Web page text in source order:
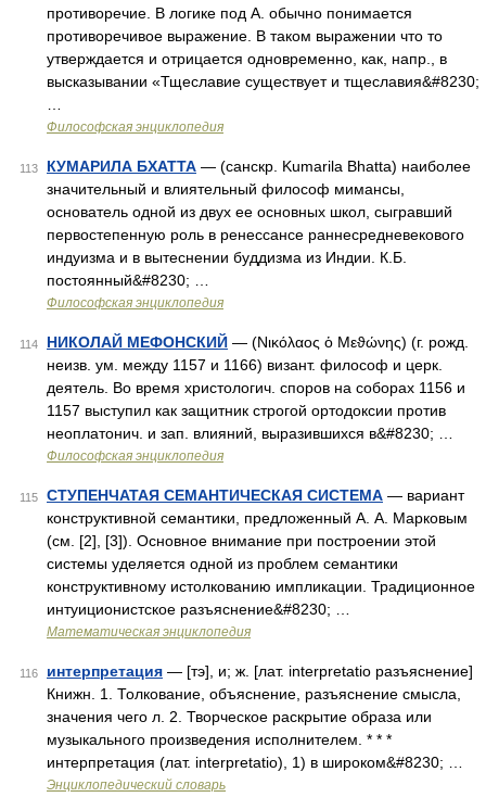
противоречие. В логике под А. обычно понимается
противоречивое выражение. В таком выражении что то
утверждается и отрицается одновременно, как, напр., в
высказывании «Тщеславие существует и тщеславия&#8230;
Философская энциклопедия
113 КУМАРИЛА БХАТТА — (санскр. Kumarila Bhatta) наиболее
значительный и влиятельный философ мимансы,
основатель одной из двух ее основных школ, сыгравший
первостепенную роль в ренессансе раннесредневекового
индуизма и в вытеснении буддизма из Индии. К.Б.
постоянный&#8230; …
Философская энциклопедия
114 НИКОЛАЙ МЕФОНСКИЙ — (Νικόλαος ὁ Μεϑώνης) (г. рожд.
неизв. ум. между 1157 и 1166) визант. философ и церк.
деятель. Во время христологич. споров на соборах 1156 и
1157 выступил как защитник строгой ортодоксии против
неоплатонич. и зап. влияний, выразившихся в&#8230; …
Философская энциклопедия
115 СТУПЕНЧАТАЯ СЕМАНТИЧЕСКАЯ СИСТЕМА — вариант
конструктивной семантики, предложенный А. А. Марковым
(см. [2], [3]). Основное внимание при построении этой
системы уделяется одной из проблем семантики
конструктивному истолкованию импликации. Традиционное
интуиционистское разъяснение&#8230; …
Математическая энциклопедия
116 интерпретация — [тэ], и; ж. [лат. interpretatio разъяснение]
Книжн. 1. Толкование, объяснение, разъяснение смысла,
значения чего л. 2. Творческое раскрытие образа или
музыкального произведения исполнителем. * * *
интерпретация (лат. interpretatio), 1) в широком&#8230; …
Энциклопедический словарь